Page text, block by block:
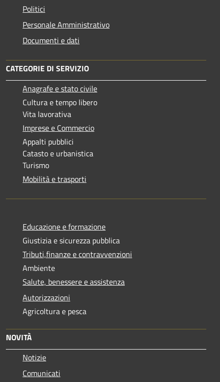
Politici
Personale Amministrativo
Documenti e dati
CATEGORIE DI SERVIZIO
Anagrafe e stato civile
Cultura e tempo libero
Vita lavorativa
Imprese e Commercio
Appalti pubblici
Catasto e urbanistica
Turismo
Mobilità e trasporti
Educazione e formazione
Giustizia e sicurezza pubblica
Tributi,finanze e contravvenzioni
Ambiente
Salute, benessere e assistenza
Autorizzazioni
Agricoltura e pesca
NOVITÀ
Notizie
Comunicati